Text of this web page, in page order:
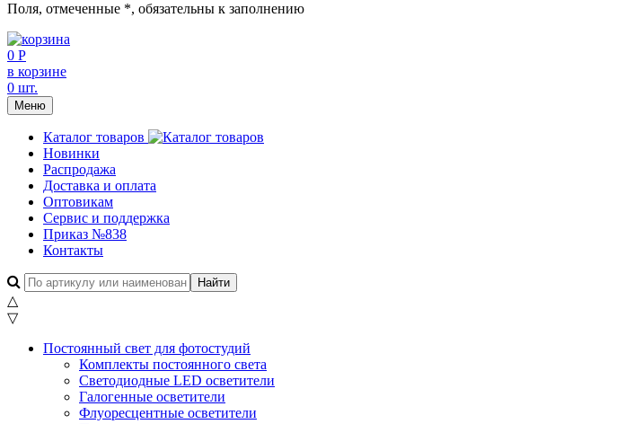
Поля, отмеченные *, обязательны к заполнению
0 Р
в корзине
0 шт.
Меню
Каталог товаров
Новинки
Распродажа
Доставка и оплата
Оптовикам
Сервис и поддержка
Приказ №838
Контакты
△
▽
Постоянный свет для фотостудий
Комплекты постоянного света
Светодиодные LED осветители
Галогенные осветители
Флуоресцентные осветители